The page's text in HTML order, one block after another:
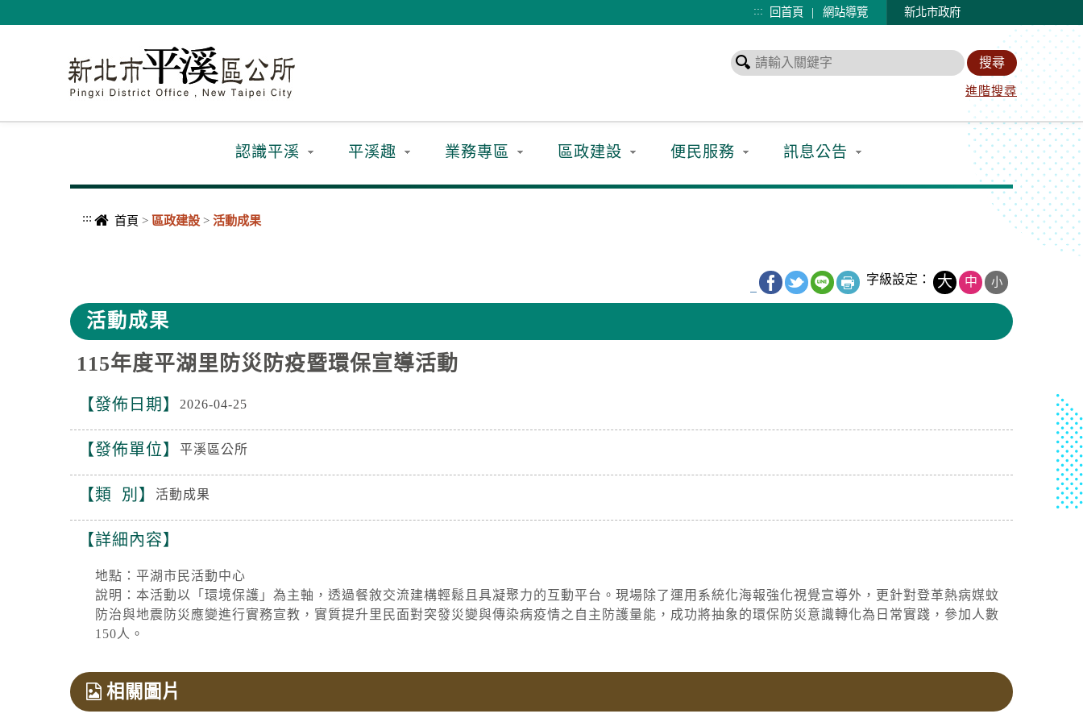
::: 回首頁 | 網站導覽 新北市政府
進階搜尋
認識平溪 平溪趣 業務專區 區政建設 便民服務 訊息公告
::: 首頁 > 區政建設 > 活動成果
字級設定： 大 中 小
活動成果
115年度平湖里防災防疫暨環保宣導活動
發佈日期 2026-04-25
發佈單位 平溪區公所
類 別 活動成果
詳細內容
地點：平湖市民活動中心
說明：本活動以「環境保護」為主軸，透過餐敘交流建構輕鬆且具凝聚力的互動平台。現場除了運用系統化海報強化視覺宣導外，更針對登革熱病媒蚊
防治與地震防災應變進行實務宣教，實質提升里民面對突發災變與傳染病疫情之自主防護量能，成功將抽象的環保防災意識轉化為日常實踐，參加人數
150人。
相關圖片